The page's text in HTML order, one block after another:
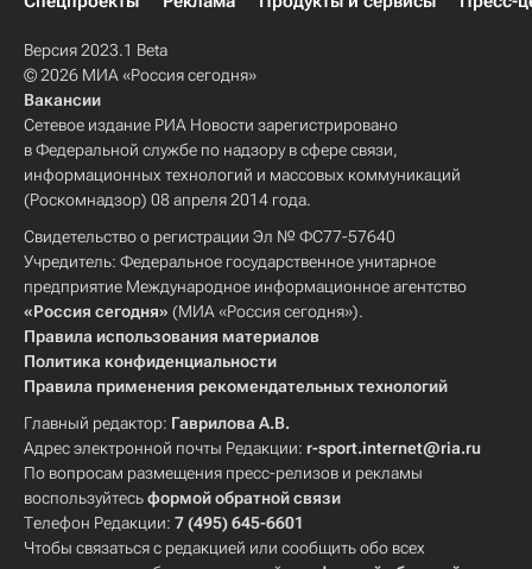
Версия 2023.1 Beta
© 2026 МИА «Россия сегодня»
Вакансии
Сетевое издание РИА Новости зарегистрировано
в Федеральной службе по надзору в сфере связи,
информационных технологий и массовых коммуникаций
(Роскомнадзор) 08 апреля 2014 года.
Свидетельство о регистрации Эл № ФС77-57640
Учредитель: Федеральное государственное унитарное
предприятие Международное информационное агентство
«Россия сегодня» (МИА «Россия сегодня»).
Правила использования материалов
Политика конфиденциальности
Правила применения рекомендательных технологий
Главный редактор: Гаврилова А.В.
Адрес электронной почты Редакции: r-sport.internet@ria.ru
По вопросам размещения пресс-релизов и рекламы
воспользуйтесьформой обратной связи
Телефон Редакции: 7 (495) 645-6601
Чтобы связаться с редакцией или сообщить обо всех